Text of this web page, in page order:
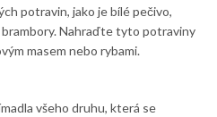
potravin, jako je bílé pečivo,
Nahraďte tyto potraviny
masem nebo rybami.
všeho druhu, která se